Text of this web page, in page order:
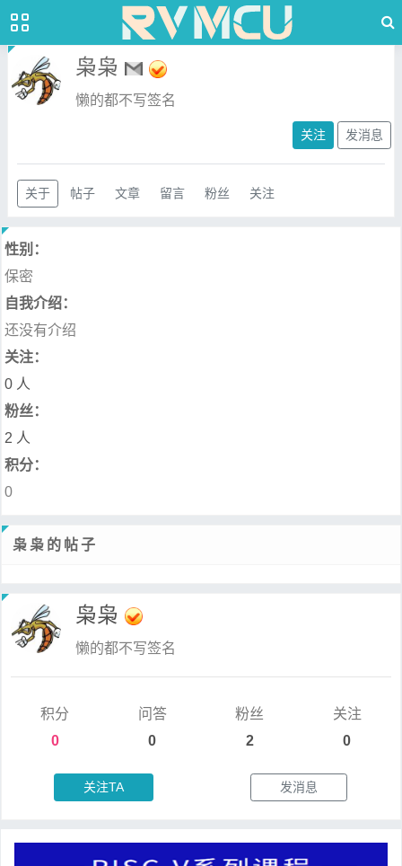
枭枭
懒的都不写签名
关注 发消息
关于 帖子 文章 留言 粉丝 关注
性别：
保密
自我介绍：
还没有介绍
关注：
0 人
粉丝：
2 人
积分：
0
枭枭的帖子
枭枭
懒的都不写签名
积分
0
问答
0
粉丝
2
关注
0
关注TA 发消息